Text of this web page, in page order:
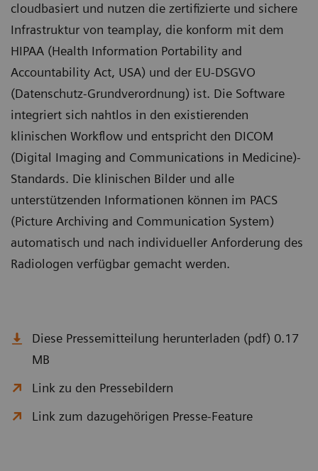
cloudbasiert und nutzen die zertifizierte und sichere
Infrastruktur von teamplay, die konform mit dem
HIPAA (Health Information Portability and
Accountability Act, USA) und der EU-DSGVO
(Datenschutz-Grundverordnung) ist. Die Software
integriert sich nahtlos in den existierenden
klinischen Workflow und entspricht den DICOM
(Digital Imaging and Communications in Medicine)-
Standards. Die klinischen Bilder und alle
unterstützenden Informationen können im PACS
(Picture Archiving and Communication System)
automatisch und nach individueller Anforderung des
Radiologen verfügbar gemacht werden.
Diese Pressemitteilung herunterladen (pdf) 0.17
MB
Link zu den Pressebildern
Link zum dazugehörigen Presse-Feature